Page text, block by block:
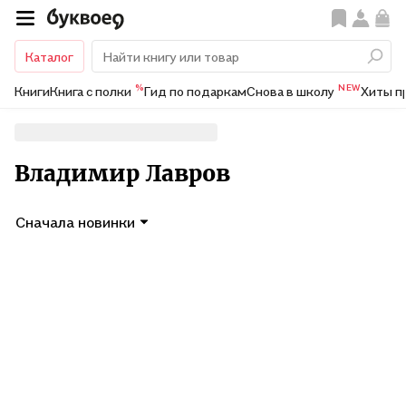
Каталог
КнигиКнига с полки %Гид по подаркамСнова в школу NEWХиты
Владимир Лавров
Сначала новинки